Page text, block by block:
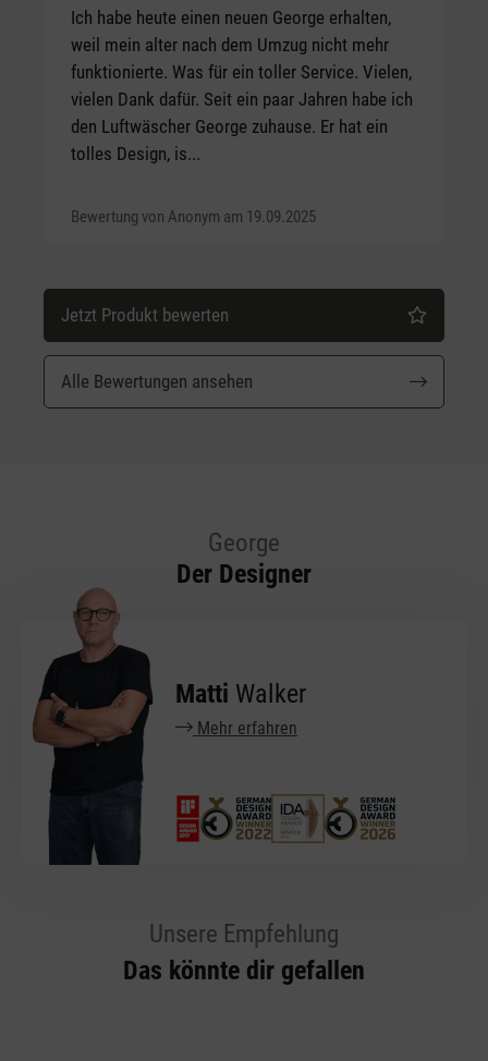
Ich habe heute einen neuen George erhalten,
weil mein alter nach dem Umzug nicht mehr
funktionierte. Was für ein toller Service. Vielen,
vielen Dank dafür. Seit ein paar Jahren habe ich
den Luftwäscher George zuhause. Er hat ein
tolles Design, is...
Bewertung von Anonym am 19.09.2025
Jetzt Produkt bewerten
Alle Bewertungen ansehen
George
Der Designer
Matti Walker
Mehr erfahren
Unsere Empfehlung
Das könnte dir gefallen